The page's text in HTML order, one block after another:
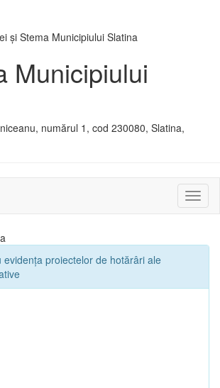
Municipiului
numărul 1, cod 230080, Slatina,
sau
evidența proiectelor de hotărâri ale